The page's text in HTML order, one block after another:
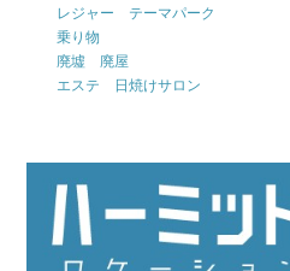
レジャー テーマパーク
乗り物
廃墟 廃屋
エステ 日焼けサロン